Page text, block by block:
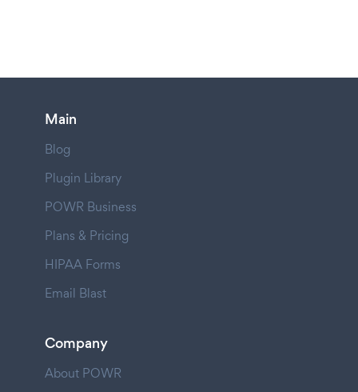
Main
Blog
Plugin Library
POWR Business
Plans & Pricing
HIPAA Forms
Email Blast
Company
About POWR